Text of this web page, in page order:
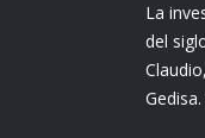
La
del